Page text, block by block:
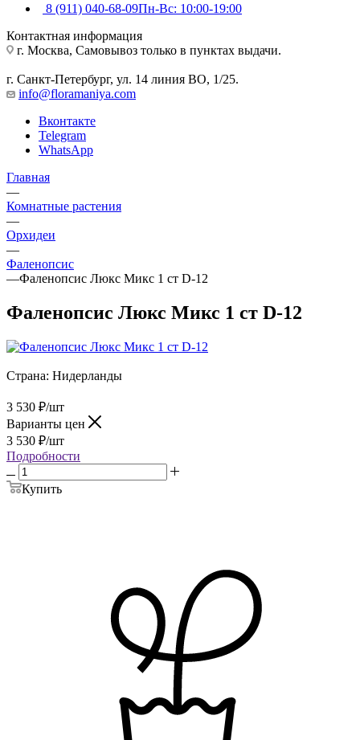
8 (911) 040-68-09Пн-Вс: 10:00-19:00
Контактная информация
г. Москва, Самовывоз только в пунктах выдачи.
г. Санкт-Петербург, ул. 14 линия ВО, 1/25.
info@floramaniya.com
Вконтакте
Telegram
WhatsApp
Главная
—
Комнатные растения
—
Орхидеи
—
Фаленопсис
—Фаленопсис Люкс Микс 1 ст D-12
Фаленопсис Люкс Микс 1 ст D-12
Страна: Нидерланды
3 530 ₽/шт
Варианты цен
3 530 ₽/шт
Подробности
Купить